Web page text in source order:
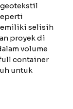
geotekstil
selisih
proyek di
volume
container
untuk